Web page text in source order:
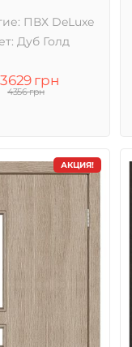
ПВХ DeLuxe
Дуб Голд
3629 грн
4356 грн
АКЦИЯ!